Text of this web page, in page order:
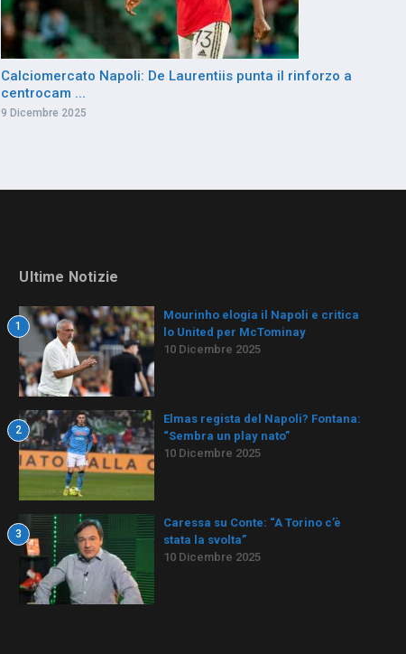
Calciomercato Napoli: De Laurentiis punta il rinforzo a
centrocam ...
9 Dicembre 2025
Ultime Notizie
1
Mourinho elogia il Napoli e critica
lo United per McTominay
10 Dicembre 2025
2
Elmas regista del Napoli? Fontana:
“Sembra un play nato”
10 Dicembre 2025
3
Caressa su Conte: “A Torino c’è
stata la svolta”
10 Dicembre 2025